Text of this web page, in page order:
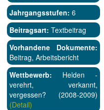
Jahrgangsstufen: 6
Beitragsart: Textbeitrag
Vorhandene Dokumente:
Beitrag, Arbeitsbericht
Wettbewerb: Helden -
verehrt, verkannt,
vergessen? (2008-2009)
(Detail)